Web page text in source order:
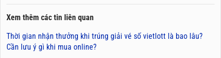
Xem thêm các tin liên quan
Thời gian nhận thưởng khi trúng giải vé số vietlott là bao lâu?
Cần lưu ý gì khi mua online?